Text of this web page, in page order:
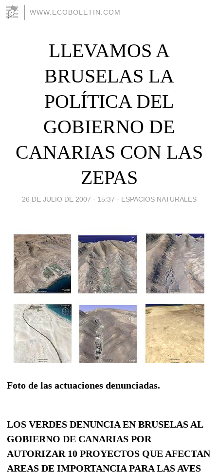
WWW.ECOBOLETIN.COM
LLEVAMOS A
BRUSELAS LA
POLÍTICA DEL
GOBIERNO DE
CANARIAS CON LAS
ZEPAS
26 DE JULIO DE 2007 - 15:37 - ESPACIOS NATURALES
Foto de las actuaciones denunciadas.
LOS VERDES DENUNCIA EN BRUSELAS AL
GOBIERNO DE CANARIAS POR
AUTORIZAR 10 PROYECTOS QUE AFECTAN
AREAS DE IMPORTANCIA PARA LAS AVES